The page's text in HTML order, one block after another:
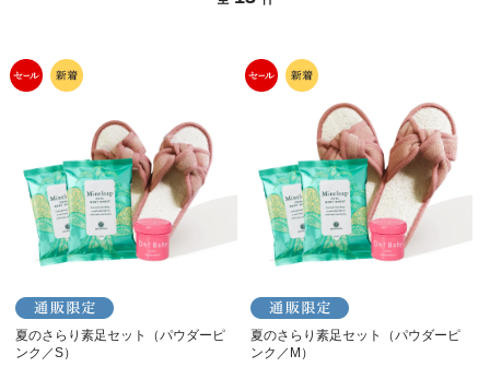
夏のさらり素足セット（パウダーピ
ンク／S）
夏のさらり素足セット（パウダーピ
ンク／M）